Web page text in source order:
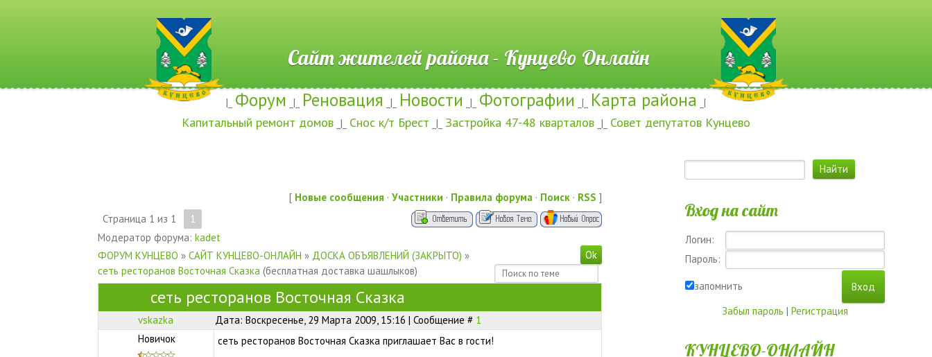
Сайт жителей района - Кунцево Онлайн
|_ Форум _|_ Реновация _|_ Новости _|_ Фотографии _|_ Карта района _|
Капитальный ремонт домов _|_ Снос к/т Брест _|_ Застройка 47-48 кварталов _|_ Совет депутатов Кунцево
[ Новые сообщения · Участники · Правила форума · Поиск · RSS ]
Страница 1 из 1
1
Модератор форума: kadet
ФОРУМ КУНЦЕВО » САЙТ КУНЦЕВО-ОНЛАЙН » ДОСКА ОБЪЯВЛЕНИЙ (ЗАКРЫТО) »
сеть ресторанов Восточная Сказка (бесплатная доставка шашлыков)
сеть ресторанов Восточная Сказка
vskazka Дата: Воскресенье, 29 Марта 2009, 15:16 | Сообщение # 1
Новичок
сеть ресторанов Восточная Сказка приглашает Вас в гости!
Вход на сайт
Логин:
Пароль:
запомнить
Забыл пароль | Регистрация
КУНЦЕВО-ОНЛАЙН